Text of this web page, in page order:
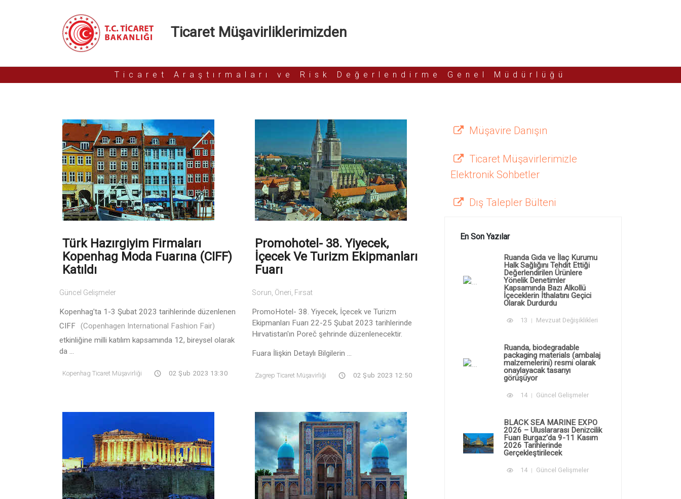
Ticaret Müşavirliklerimizden
Ticaret Araştırmaları ve Risk Değerlendirme Genel Müdürlüğü
Türk Hazırgiyim Firmaları
Kopenhag Moda Fuarına (CIFF)
Katıldı
Güncel Gelişmeler
Kopenhag'ta 1-3 Şubat 2023 tarihlerinde düzenlenen
CIFF (Copenhagen International Fashion Fair)
etkinliğine milli katılım kapsamında 12, bireysel olarak
da ...
Kopenhag Ticaret Müşavirliği 02 Şub 2023 13:30
Promohotel- 38. Yiyecek,
İçecek Ve Turizm Ekipmanları
Fuarı
Sorun, Öneri, Fırsat
PromoHotel- 38. Yiyecek, İçecek ve Turizm
Ekipmanları Fuarı 22-25 Şubat 2023 tarihlerinde
Hırvatistan'ın Poreč şehrinde düzenlenecektir.
Fuara İlişkin Detaylı Bilgilerin ...
Zagrep Ticaret Müşavirliği 02 Şub 2023 12:50
Müşavire Danışın
Ticaret Müşavirlerimizle
Elektronik Sohbetler
Dış Talepler Bülteni
En Son Yazılar
Ruanda Gıda ve İlaç Kurumu
Halk Sağlığını Tehdit Ettiği
Değerlendirilen Ürünlere
Yönelik Denetimler
Kapsamında Bazı Alkollü
İçeceklerin İthalatını Geçici
Olarak Durdurdu
13 Mevzuat Değişiklikleri
Ruanda, biodegradable
packaging materials (ambalaj
malzemelerini) resmi olarak
onaylayacak tasarıyı
görüşüyor
14 Güncel Gelişmeler
BLACK SEA MARINE EXPO
2026 – Uluslararası Denizcilik
Fuarı Burgaz'da 9-11 Kasım
2026 Tarihlerinde
Gerçekleştirilecek
14 Güncel Gelişmeler